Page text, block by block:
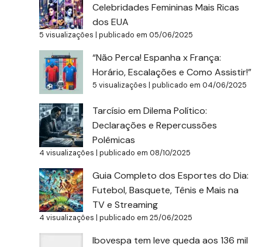
Celebridades Femininas Mais Ricas
dos EUA
5 visualizações |publicado em 05/06/2025
“Não Perca! Espanha x França:
Horário, Escalações e Como Assistir!”
5 visualizações |publicado em 04/06/2025
Tarcísio em Dilema Político:
Declarações e Repercussões
Polêmicas
4 visualizações |publicado em 08/10/2025
Guia Completo dos Esportes do Dia:
Futebol, Basquete, Tênis e Mais na
TV e Streaming
4 visualizações |publicado em 25/06/2025
Ibovespa tem leve queda aos 136 mil